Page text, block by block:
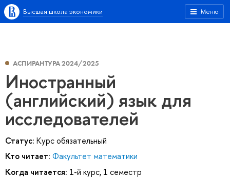
Меню
Высшая школа экономики
АСПИРАНТУРА 2024/2025
Иностранный
(английский) язык для
исследователей
Статус: Курс обязательный
Кто читает: Факультет математики
Когда читается: 1-й курс, 1 семестр